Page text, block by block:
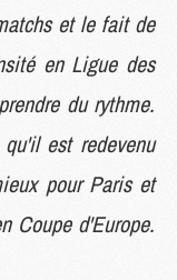
et le fait de
en Ligue des
du rythme.
est redevenu
pour Paris et
Coupe d'Europe.